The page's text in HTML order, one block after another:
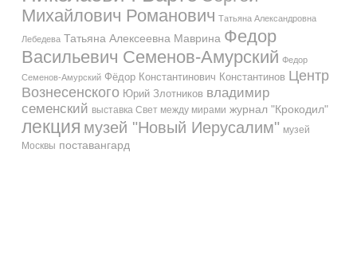
Михайлович Романович Татьяна Александровна
Лебедева Татьяна Алексеевна Маврина Федор
Васильевич Семенов-Амурский Федор
Семенов-Амурский Фёдор Константинович Константинов Центр
Вознесенского Юрий Злотников владимир
семенский выставка Свет между мирами журнал "Крокодил"
лекция музей "Новый Иерусалим" музей
Москвы поставангард